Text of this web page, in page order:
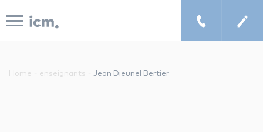
Home - enseignants - Jean Dieunel Bertier